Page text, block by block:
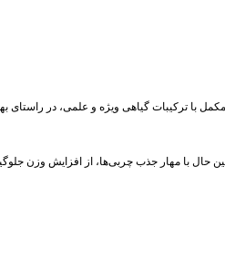
مکمل با ترکیبات گیاهی ویژه و علمی، در
حال با مهار جذب چربی‌ها، از افزایش وزن